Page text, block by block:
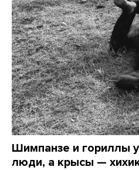
Шимпанзе и гориллы
люди, а крысы —